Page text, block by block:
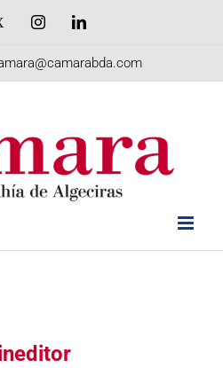
InstagramLinkedIn